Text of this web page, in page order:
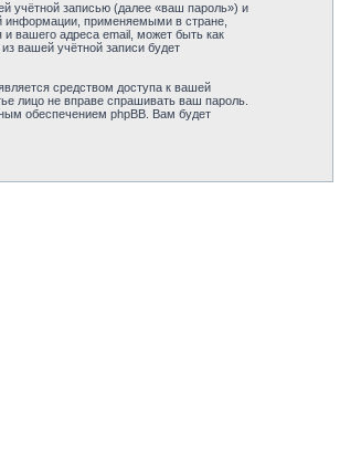
учётной записью (далее «ваш пароль») и
информации, применяемыми в стране,
вашего адреса email, может быть как
вашей учётной записи будет
средством доступа к вашей
лицо не вправе спрашивать ваш пароль.
обеспечением phpBB. Вам будет